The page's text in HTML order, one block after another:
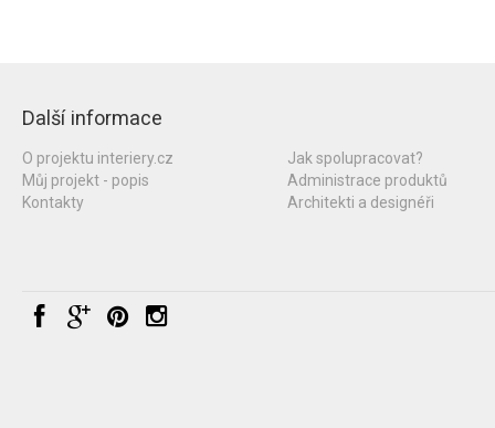
Další informace
O projektu interiery.cz
Můj projekt - popis
Kontakty
Jak spolupracovat?
Administrace produktů
Architekti a designéři